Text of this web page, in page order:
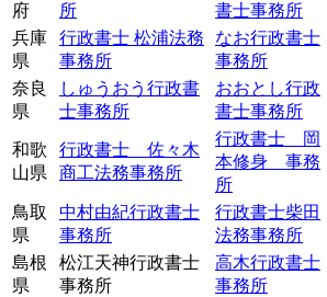
府
所
書士事務所
兵庫
県
行政書士 松浦法務
事務所
なお行政書士
事務所
奈良
県
しゅうおう行政書
士事務所
おおとし行政
書士事務所
和歌
山県
行政書士 佐々木
商工法務事務所
行政書士 岡
本修身 事務
所
鳥取
県
中村由紀行政書士
事務所
行政書士柴田
法務事務所
島根
県
松江天神行政書士
事務所
高木行政書士
事務所